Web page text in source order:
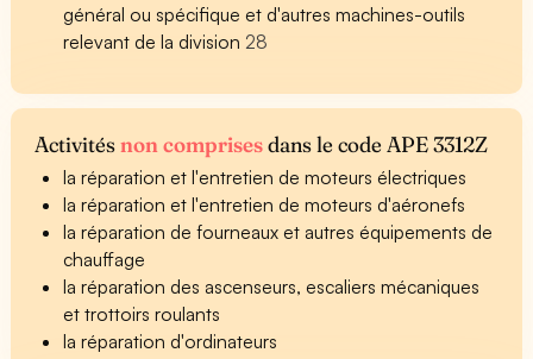
général ou spécifique et d'autres machines-outils
relevant de la division 28
Activitésnon comprisesdans le code APE 3312Z
la réparation et l'entretien de moteurs électriques
la réparation et l'entretien de moteurs d'aéronefs
la réparation de fourneaux et autres équipements de
chauffage
la réparation des ascenseurs, escaliers mécaniques
et trottoirs roulants
la réparation d'ordinateurs